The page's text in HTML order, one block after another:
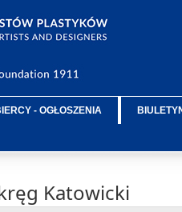
- OGŁOSZENIA
Katowicki